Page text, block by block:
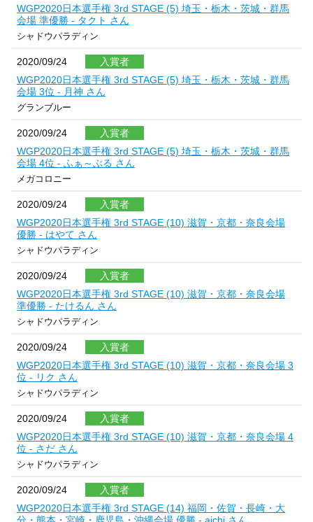
WGP2020日本選手権 3rd STAGE (5) 埼玉・栃木・茨城・群馬
会場 準優勝 - タクト さん
シャドウパラディン
2020/09/24
入賞者
WGP2020日本選手権 3rd STAGE (5) 埼玉・栃木・茨城・群馬
会場 3位 - 月神 さん
グランブルー
2020/09/24
入賞者
WGP2020日本選手権 3rd STAGE (5) 埼玉・栃木・茨城・群馬
会場 4位 - ふぁ～ぶる さん
メガコロニー
2020/09/24
入賞者
WGP2020日本選手権 3rd STAGE (10) 滋賀・京都・奈良会場
優勝 - はやて さん
シャドウパラディン
2020/09/24
入賞者
WGP2020日本選手権 3rd STAGE (10) 滋賀・京都・奈良会場
準優勝 - たけるん さん
シャドウパラディン
2020/09/24
入賞者
WGP2020日本選手権 3rd STAGE (10) 滋賀・京都・奈良会場 3
位 - リク さん
シャドウパラディン
2020/09/24
入賞者
WGP2020日本選手権 3rd STAGE (10) 滋賀・京都・奈良会場 4
位 - さだ さん
シャドウパラディン
2020/09/24
入賞者
WGP2020日本選手権 3rd STAGE (14) 福岡・佐賀・長崎・大